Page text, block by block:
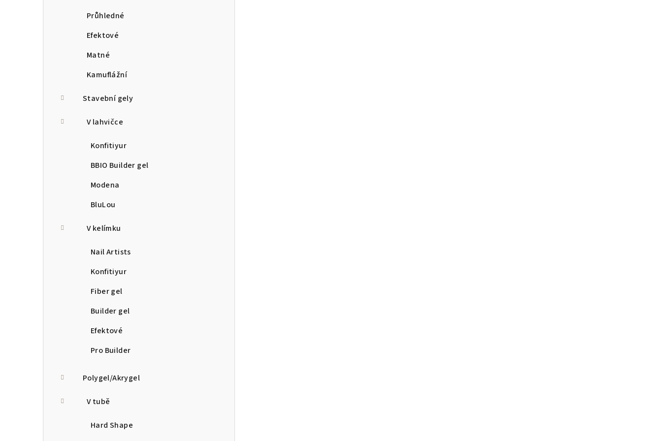
Průhledné
Efektové
Matné
Kamuflážní
Stavební gely
V lahvičce
Konfitiyur
BBIO Builder gel
Modena
BluLou
V kelímku
Nail Artists
Konfitiyur
Fiber gel
Builder gel
Efektové
Pro Builder
Polygel/Akrygel
V tubě
Hard Shape